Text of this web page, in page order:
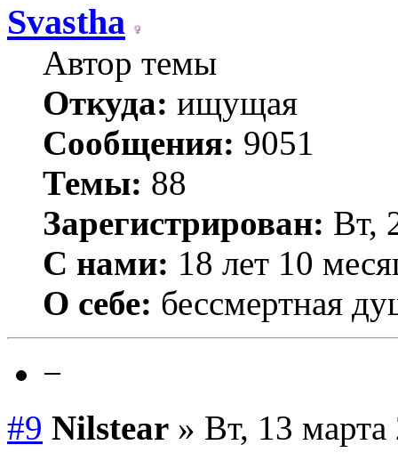
Svastha
Автор темы
Откуда: ищущая
Сообщения: 9051
Темы: 88
Зарегистрирован: Вт,
С нами: 18 лет 10
О себе: бессмертная
−
#9 Nilstear » Вт, 13